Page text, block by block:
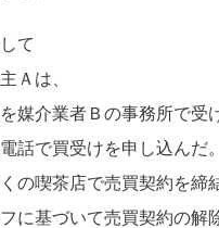
て
Ａは、
媒介業者Ｂの事務所で受
話で買受けを申し込んだ。
の喫茶店で売買契約を締
に基づいて売買契約の解